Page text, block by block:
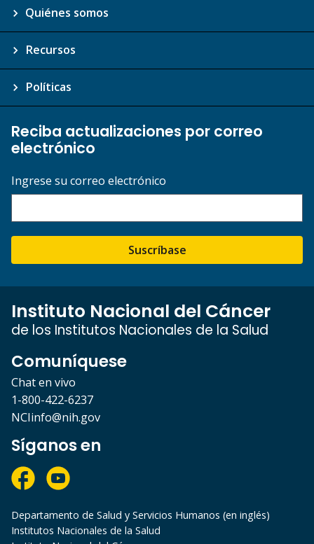
Quiénes somos
Recursos
Políticas
Reciba actualizaciones por correo
electrónico
Ingrese su correo electrónico
Suscríbase
Instituto Nacional del Cáncer
de los Institutos Nacionales de la Salud
Comuníquese
Chat en vivo
1-800-422-6237
NCIinfo@nih.gov
Síganos en
Departamento de Salud y Servicios Humanos (en inglés)
Institutos Nacionales de la Salud